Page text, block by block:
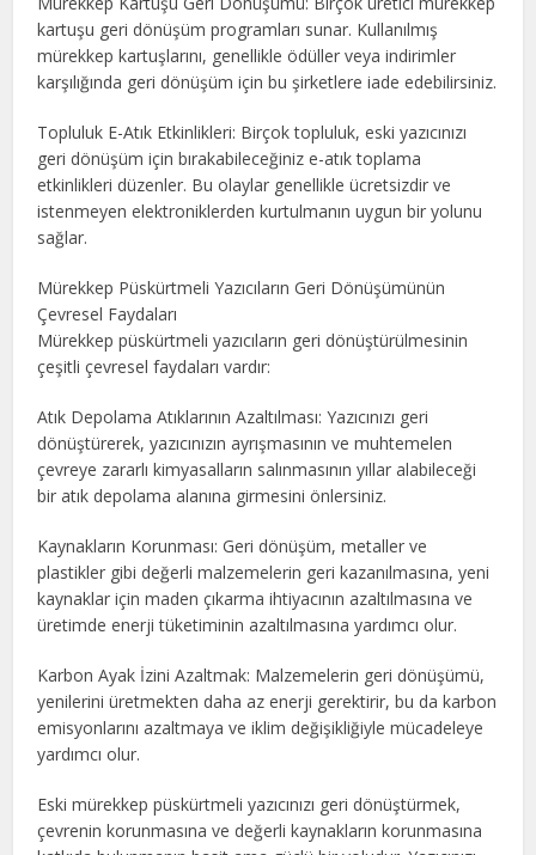
kartuşu geri dönüşüm programları sunar. Kullanılmış
mürekkep kartuşlarını, genellikle ödüller veya indirimler
karşılığında geri dönüşüm için bu şirketlere iade edebilirsiniz.
Topluluk E-Atık Etkinlikleri: Birçok topluluk, eski yazıcınızı
geri dönüşüm için bırakabileceğiniz e-atık toplama
etkinlikleri düzenler. Bu olaylar genellikle ücretsizdir ve
istenmeyen elektroniklerden kurtulmanın uygun bir yolunu
sağlar.
Mürekkep Püskürtmeli Yazıcıların Geri Dönüşümünün
Çevresel Faydaları
Mürekkep püskürtmeli yazıcıların geri dönüştürülmesinin
çeşitli çevresel faydaları vardır:
Atık Depolama Atıklarının Azaltılması: Yazıcınızı geri
dönüştürerek, yazıcınızın ayrışmasının ve muhtemelen
çevreye zararlı kimyasalların salınmasının yıllar alabileceği
bir atık depolama alanına girmesini önlersiniz.
Kaynakların Korunması: Geri dönüşüm, metaller ve
plastikler gibi değerli malzemelerin geri kazanılmasına, yeni
kaynaklar için maden çıkarma ihtiyacının azaltılmasına ve
üretimde enerji tüketiminin azaltılmasına yardımcı olur.
Karbon Ayak İzini Azaltmak: Malzemelerin geri dönüşümü,
yenilerini üretmekten daha az enerji gerektirir, bu da karbon
emisyonlarını azaltmaya ve iklim değişikliğiyle mücadeleye
yardımcı olur.
Eski mürekkep püskürtmeli yazıcınızı geri dönüştürmek,
çevrenin korunmasına ve değerli kaynakların korunmasına